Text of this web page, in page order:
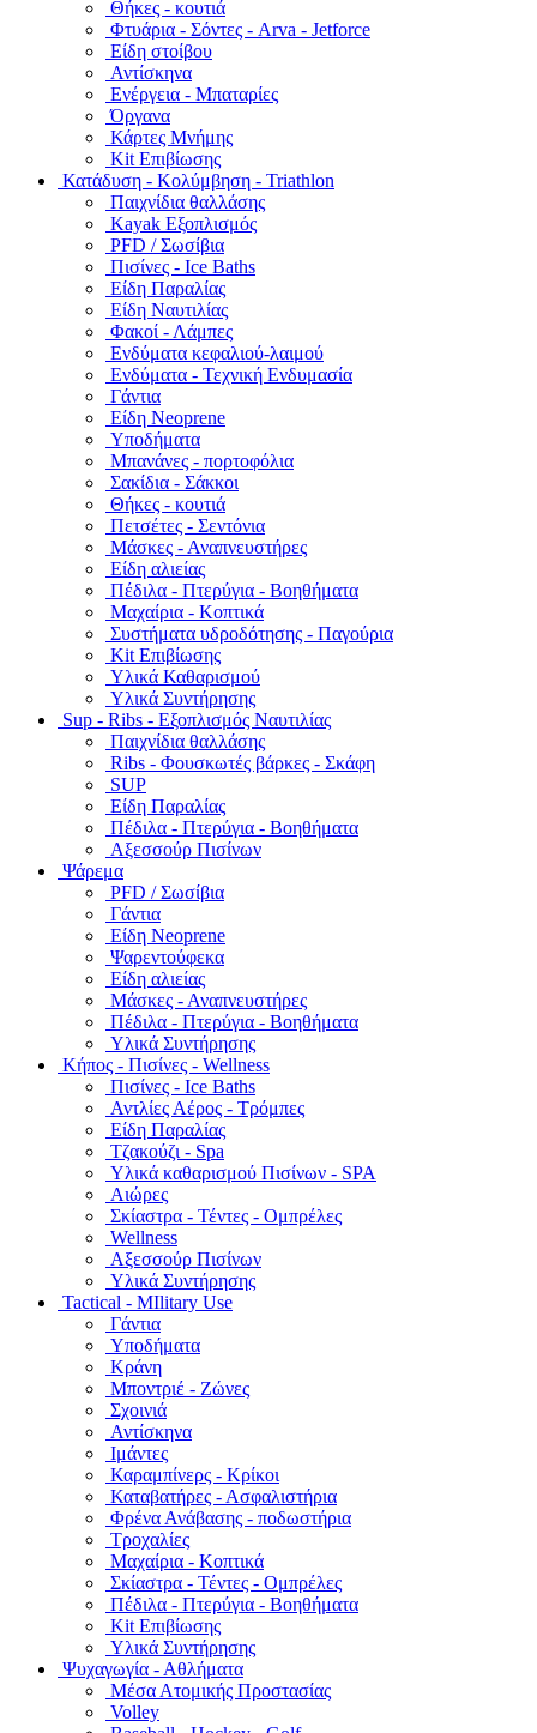
Θήκες - κουτιά
Φτυάρια - Σόντες - Arva - Jetforce
Είδη στοίβου
Αντίσκηνα
Ενέργεια - Μπαταρίες
Όργανα
Κάρτες Μνήμης
Kit Επιβίωσης
Κατάδυση - Κολύμβηση - Triathlon
Παιχνίδια θαλλάσης
Kayak Εξοπλισμός
PFD / Σωσίβια
Πισίνες - Ice Baths
Είδη Παραλίας
Είδη Ναυτιλίας
Φακοί - Λάμπες
Ενδύματα κεφαλιού-λαιμού
Ενδύματα - Τεχνική Ενδυμασία
Γάντια
Είδη Neoprene
Υποδήματα
Μπανάνες - πορτοφόλια
Σακίδια - Σάκκοι
Θήκες - κουτιά
Πετσέτες - Σεντόνια
Μάσκες - Αναπνευστήρες
Είδη αλιείας
Πέδιλα - Πτερύγια - Βοηθήματα
Μαχαίρια - Κοπτικά
Συστήματα υδροδότησης - Παγούρια
Kit Επιβίωσης
Υλικά Καθαρισμού
Υλικά Συντήρησης
Sup - Ribs - Εξοπλισμός Ναυτιλίας
Παιχνίδια θαλλάσης
Ribs - Φουσκωτές βάρκες - Σκάφη
SUP
Είδη Παραλίας
Πέδιλα - Πτερύγια - Βοηθήματα
Αξεσσούρ Πισίνων
Ψάρεμα
PFD / Σωσίβια
Γάντια
Είδη Neoprene
Ψαρεντούφεκα
Είδη αλιείας
Μάσκες - Αναπνευστήρες
Πέδιλα - Πτερύγια - Βοηθήματα
Υλικά Συντήρησης
Κήπος - Πισίνες - Wellness
Πισίνες - Ice Baths
Αντλίες Αέρος - Τρόμπες
Είδη Παραλίας
Τζακούζι - Spa
Υλικά καθαρισμού Πισίνων - SPA
Αιώρες
Σκίαστρα - Τέντες - Ομπρέλες
Wellness
Αξεσσούρ Πισίνων
Υλικά Συντήρησης
Tactical - MIlitary Use
Γάντια
Υποδήματα
Κράνη
Μποντριέ - Ζώνες
Σχοινιά
Αντίσκηνα
Ιμάντες
Καραμπίνερς - Κρίκοι
Καταβατήρες - Ασφαλιστήρια
Φρένα Ανάβασης - ποδωστήρια
Τροχαλίες
Μαχαίρια - Κοπτικά
Σκίαστρα - Τέντες - Ομπρέλες
Πέδιλα - Πτερύγια - Βοηθήματα
Kit Επιβίωσης
Υλικά Συντήρησης
Ψυχαγωγία - Αθλήματα
Μέσα Ατομικής Προστασίας
Volley